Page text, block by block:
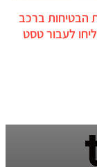
הבטיחות ברכב
לעבור טסט